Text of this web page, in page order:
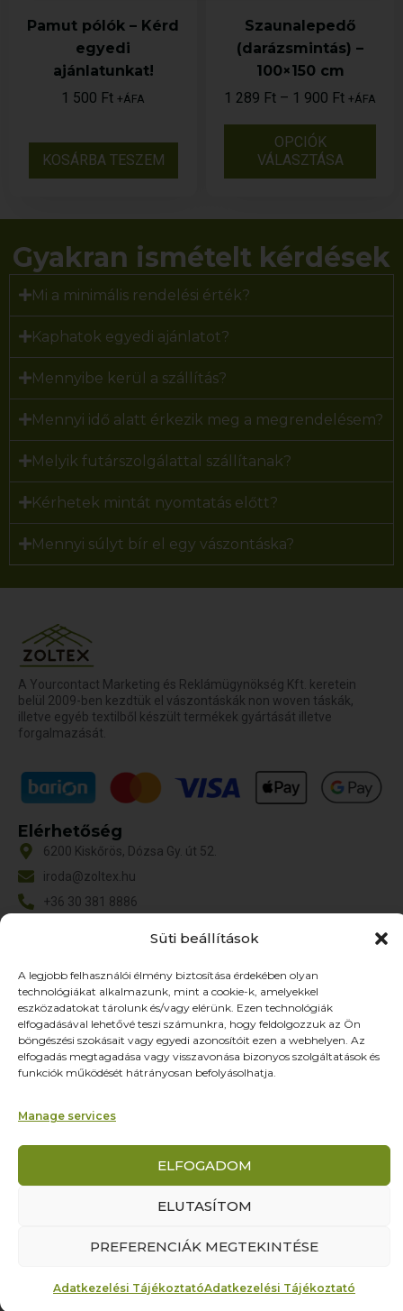
Süti beállítások
A legjobb felhasználói élmény biztosítása érdekében olyan
technológiákat alkalmazunk, mint a cookie-k, amelyekkel
eszközadatokat tárolunk és/vagy elérünk. Ezen technológiák
elfogadásával lehetővé teszi számunkra, hogy feldolgozzuk az Ön
böngészési szokásait vagy egyedi azonosítóit ezen a webhelyen. Az
elfogadás megtagadása vagy visszavonása bizonyos szolgáltatások és
funkciók működését hátrányosan befolyásolhatja.
Manage services
ELFOGADOM
ELUTASÍTOM
PREFERENCIÁK MEGTEKINTÉSE
Adatkezelési TájékoztatóAdatkezelési Tájékoztató
Pamut pólók – Kérd
egyedi
ajánlatunkat!
1 500 Ft +ÁFA
KOSÁRBA TESZEM
Szaunalepedő
(darázsmintás) –
100×150 cm
1 289 Ft – 1 900 Ft +ÁFA
OPCIÓK
VÁLASZTÁSA
Gyakran ismételt kérdések
Mi a minimális rendelési érték?
Kaphatok egyedi ajánlatot?
Mennyibe kerül a szállítás?
Mennyi idő alatt érkezik meg a megrendelésem?
Melyik futárszolgálattal szállítanak?
Kérhetek mintát nyomtatás előtt?
Mennyi súlyt bír el egy vászontáska?
A Yourcontact Marketing és Reklámügynökség Kft. keretein
belül 2009-ben kezdtük el vászontáskák non woven táskák,
illetve egyéb textilből készült termékek gyártását illetve
forgalmazását.
Elérhetőség
6200 Kiskőrös, Dózsa Gy. út 52.
iroda@zoltex.hu
+36 30 381 8886
SZ–V: ZÁRVA
Oldalak
Termékek
Rólunk
Referenciák
© Yourcontact Marketing és Reklámügynökség Kft. – Minden jog
Adatkezelési tájékoztató|Általános szerződési feltételek